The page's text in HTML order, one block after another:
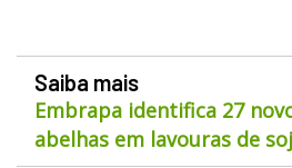
Saiba mais
Embrapa identifica 27
abelhas em lavouras de